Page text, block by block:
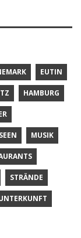
EUTIN
HAMBURG
MUSIK
STRÄNDE